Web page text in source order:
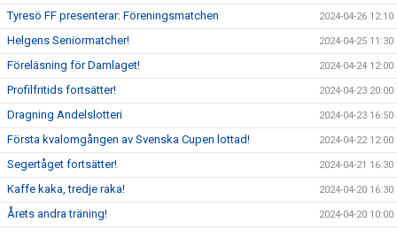
Tyresö FF presenterar: Föreningsmatchen 2024-04-26 12:10
Helgens Seniormatcher! 2024-04-25 11:30
Föreläsning för Damlaget! 2024-04-24 12:00
Profilfritids fortsätter! 2024-04-23 20:00
Dragning Andelslotteri 2024-04-23 16:50
Första kvalomgången av Svenska Cupen lottad! 2024-04-22 12:00
Segertåget fortsätter! 2024-04-21 16:30
Kaffe kaka, tredje raka! 2024-04-20 16:30
Årets andra träning! 2024-04-20 10:00